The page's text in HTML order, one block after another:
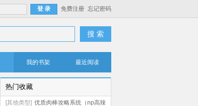
免费注册 忘记密码
搜 索
我的书架 最近阅读
热门收藏
[其他类型] 优质肉棒攻略系统（np高辣